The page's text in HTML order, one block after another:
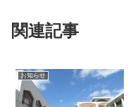
関連記事
お知らせ